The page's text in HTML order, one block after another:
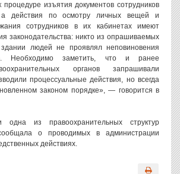
изъятия документов сотрудников
действия по осмотру личных вещей и
сотрудников в их кабинетах имеют
законодательства: никто из опрашиваемых
людей не проявлял неповиновения
Необходимо заметить, что и ранее
органов запрашивали
процессуальные действия, но всегда
законом порядке», — говорится в
из правоохранительных структур
о проводимых в администрации
действиях.